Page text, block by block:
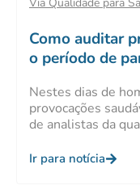
Como auditar
o período de
Nestes dias de
provocações
de analistas da
Ir para notícia